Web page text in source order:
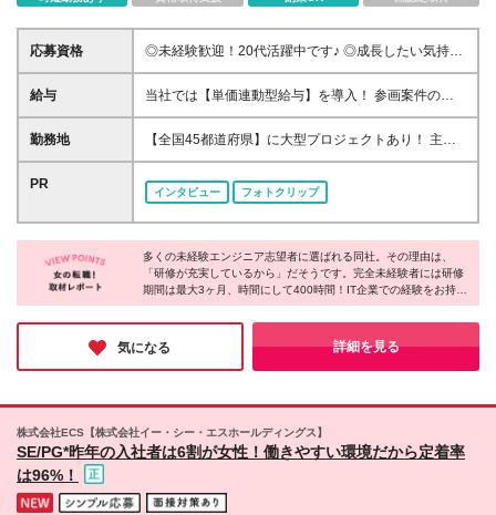
応募資格
◎未経験歓迎！20代活躍中です♪ ◎成長したい気持ち
があれば大丈夫です！ ■学歴不問 ■基本的なPCスキル
※転勤の可能性があります ～面接は“カジュアルスタ
などを しっかり伺いたいと思っています。 「手に職
つけたい」「長く働けるスキルを身につけたい」 な
給与
当社では【単価連動型給与】を導入！ 参画案件の契
約単価に連動して給与が決定。 還元率は単価の
【70％～80％】と東証プライム上場グループとして
円 ■関西：月給25.5万円～48万円／想定年収360万円
／想定年収310万円～800万円 【月給内訳】基本給19
万円～＋実務手当3～7万円＋地域手当2千円～5万円
※対象者には役職手当（月1万～10万円）支給 ※地域
単価×還元率ー月給」で算定。経験の浅い方(1～3年)
は基本給の1～3ヶ月幅で固定支給 ■給与改定：年1回
目標とする年収をお聞きした上で当社規定により決定
します ※試用期間3ヶ月あり（期間中の給与・待遇に
勤務地
【全国45都道府県】に大型プロジェクトあり！ 主要
勤務地： 北海道/宮城県/栃木県/埼玉県/千葉県/東京都/
神奈川県/愛知県/大阪府/京都府/兵庫県/広島県/福岡県/
熊本県 ※勤務エリアは、あなたの希望を考慮して決定
します！ ◆現住所や希望を最大限考慮します ※入社
してから数年は、転勤の可能性があります ※リモート
ワーク導入率55% 配属先により異なる 全国にプロジ
ェクトあり！ ※四国、沖縄除く ＜拠点一覧＞※下記は
一例です／その他エリアにも案件あり ■東京本部/東京
都港区東新橋2-14-1 NBFコモディオ汐留4F ■大阪営
業所/大阪府大阪市北区梅田1-1-3 大阪駅前第3ビル5F
■名古屋営業所/愛知県名古屋市中区錦2-9-29 ORE名
岡県福岡市博多区博多駅南1丁目3-6 第三偕成ビル2F
【変更の範囲】 勤務地は会社の定める場所（テレワ
PR
インタビュー フォトクリップ
多くの未経験エンジニア志望者に選ばれる同社。その理由は、
「研修が充実しているから」だそうです。完全未経験者には研修
期間は最大3ヶ月、時間にして400時間！IT企業での経験をお持ち
の方なら1ヶ月の専用カリキュラムを使った研修！実際に異業種
からキャリアチェンジした方が活躍しています。採用担当の方か
らも、「どんな方でも手に職が付けられるので、安心して入社し
てくださいね」との心強い言葉をいただきました！
気になる 詳細を見る
株式会社ECS【株式会社イー・シー・エスホールディングス】
SE/PG*昨年の入社者は6割が女性！働きやすい環境だから定着率
は96%！